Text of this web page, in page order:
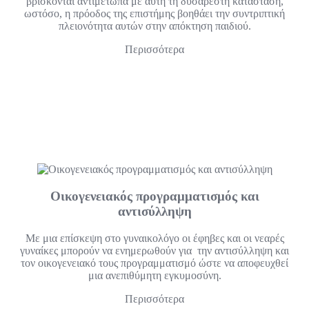
ωστόσο, η πρόοδος της επιστήμης βοηθάει την συντριπτική
πλειονότητα αυτών στην απόκτηση παιδιού.
Περισσότερα
Οικογενειακός προγραμματισμός και
αντισύλληψη
Με μια επίσκεψη στο γυναικολόγο οι έφηβες και οι νεαρές
γυναίκες μπορούν να ενημερωθούν για την αντισύλληψη και
τον οικογενειακό τους προγραμματισμό ώστε να αποφευχθεί
μια ανεπιθύμητη εγκυμοσύνη.
Περισσότερα